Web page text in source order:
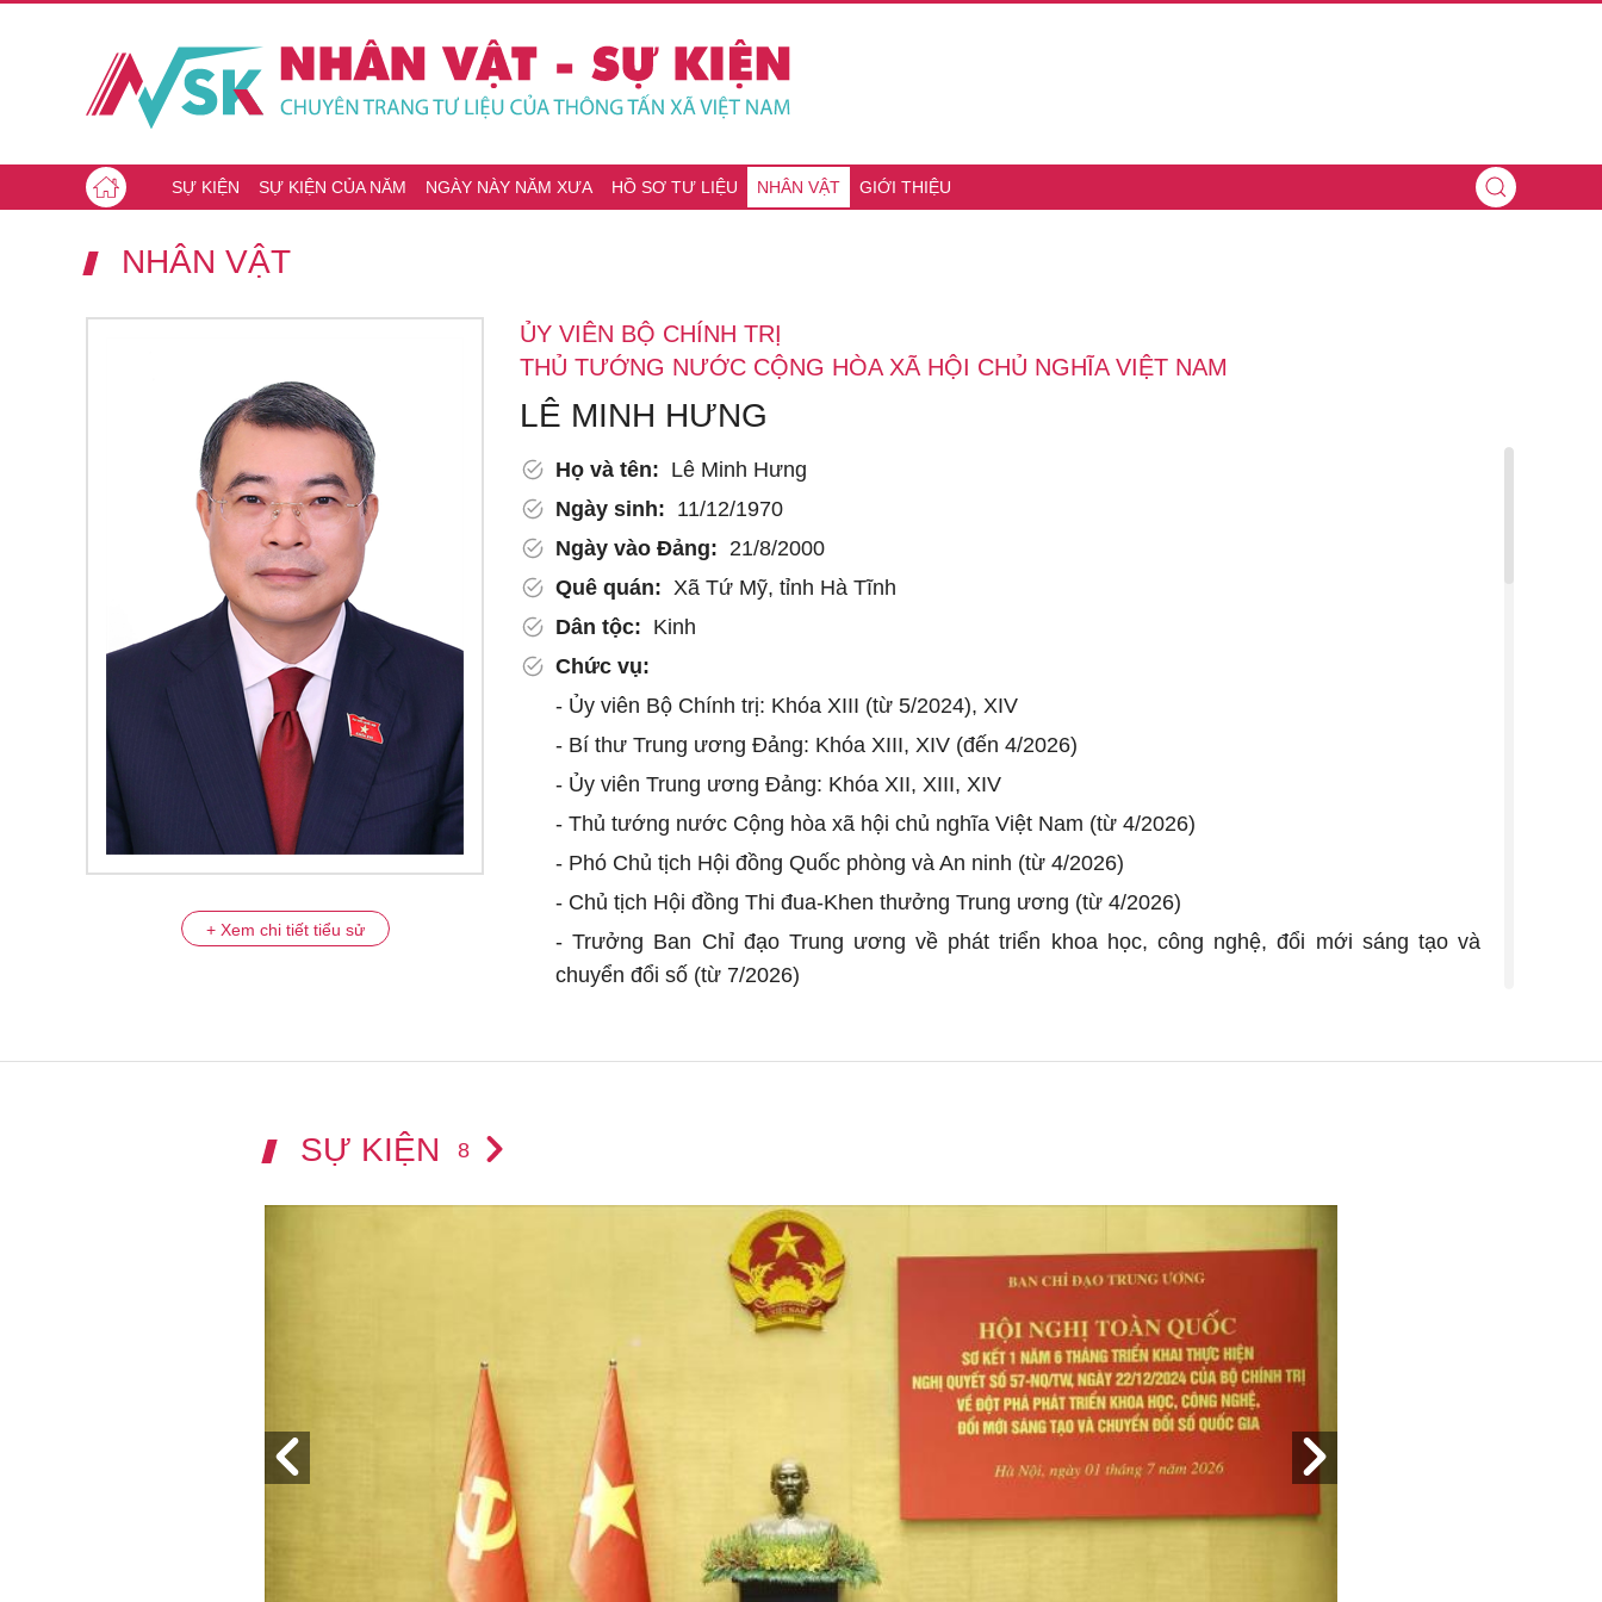
SỰ KIỆN SỰ KIỆN CỦA NĂM NGÀY NÀY NĂM XƯA HỒ SƠ TƯ LIỆU NHÂN VẬT GIỚI THIỆU
NHÂN VẬT
+ Xem chi tiết tiểu sử
ỦY VIÊN BỘ CHÍNH TRỊ
THỦ TƯỚNG NƯỚC CỘNG HÒA XÃ HỘI CHỦ NGHĨA VIỆT NAM
LÊ MINH HƯNG
Họ và tên: Lê Minh Hưng
Ngày sinh: 11/12/1970
Ngày vào Đảng: 21/8/2000
Quê quán: Xã Tứ Mỹ, tỉnh Hà Tĩnh
Dân tộc: Kinh
Chức vụ:
- Ủy viên Bộ Chính trị: Khóa XIII (từ 5/2024), XIV
- Bí thư Trung ương Đảng: Khóa XIII, XIV (đến 4/2026)
- Ủy viên Trung ương Đảng: Khóa XII, XIII, XIV
- Thủ tướng nước Cộng hòa xã hội chủ nghĩa Việt Nam (từ 4/2026)
- Phó Chủ tịch Hội đồng Quốc phòng và An ninh (từ 4/2026)
- Chủ tịch Hội đồng Thi đua-Khen thưởng Trung ương (từ 4/2026)
- Trưởng Ban Chỉ đạo Trung ương về phát triển khoa học, công nghệ, đổi mới sáng tạo và
chuyển đổi số (từ 7/2026)
- 10/1993 - 1/1998: Chuyên viên phòng Quỹ Tiền tệ quốc tế (IMF), Vụ Quan hệ quốc tế, Ngân
hàng Nhà nước Việt Nam. Tham dự khóa học về kinh tế thị trường và phân tích tài chính của
IMF tại trường Đại học Kinh tế Tài chính Thượng Hải, Trung Quốc (tháng 3 - 6/1996); học Thạc
sĩ về kinh tế tại trường Đại học Tổng hợp Saitama, Nhật Bản (10/1996 - 9/1997).
- 2/1998 - 2/2002: Phó Trưởng phòng/Trưởng phòng Ngân hàng Phát triển châu Á (ADB), Vụ
Hợp tác quốc tế, Ngân hàng Nhà nước Việt Nam.
- 3/2002 - 12/2009: Phó Vụ trưởng/Vụ trưởng Vụ Hợp tác quốc tế, Ngân hàng Nhà nước Việt
Nam.
- 1/2010 - 10/2011: Ủy viên Ban Cán sự Đảng, Vụ trưởng Vụ Tổ chức cán bộ, Ngân hàng Nhà
nước Việt Nam.
- 10/2011 - 10/2014: Ủy viên Ban Cán sự Đảng, Phó Thống đốc Ngân hàng Nhà nước Việt Nam.
SỰ KIỆN 8